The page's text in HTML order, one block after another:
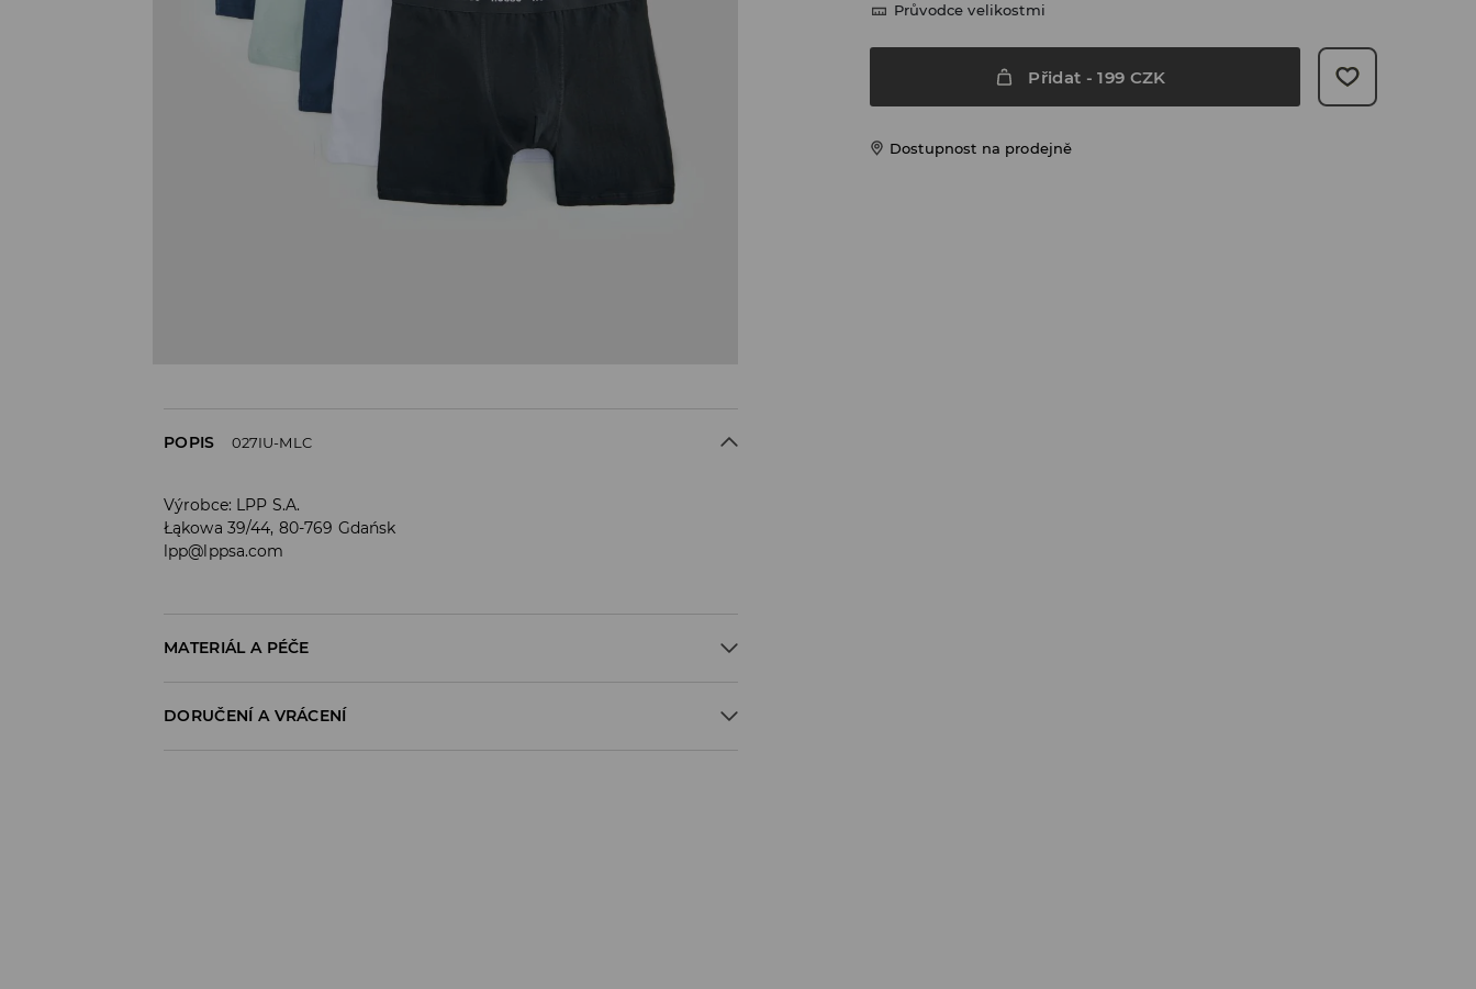
Průvodce velikostmi
Přidat -199 CZK
Dostupnost na prodejně
POPIS 027IU-MLC
Výrobce: LPP S.A.
Łąkowa 39/44, 80-769 Gdańsk
lpp@lppsa.com
MATERIÁL A PÉČE
DORUČENÍ A VRÁCENÍ